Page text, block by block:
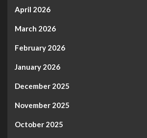
April 2026
March 2026
February 2026
January 2026
December 2025
November 2025
October 2025